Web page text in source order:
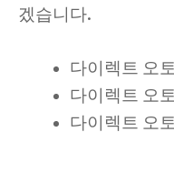
겠습니다.
다이렉트 오
다이렉트 오
다이렉트 오